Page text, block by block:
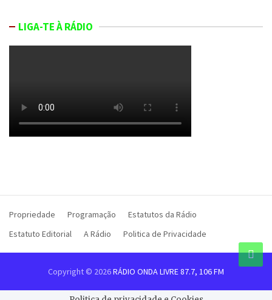
LIGA-TE À RÁDIO
Propriedade Programação
Estatutos da Rádio
Estatuto Editorial
A Rádio Politica de Privacidade
Copyright © 2026RÁDIO ONDA LIVRE 87.7, 106 FM